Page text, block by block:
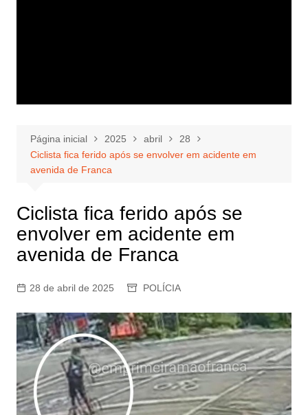
Página inicial 2025 abril
28
Ciclista fica ferido após se envolver em acidente em
avenida de Franca
Ciclista fica ferido após se
envolver em acidente em
avenida de Franca
28 de abril de 2025 POLÍCIA